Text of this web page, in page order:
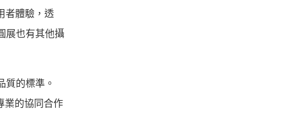
者體驗，透
展也有其他攝
質的標準。
業的協同合作